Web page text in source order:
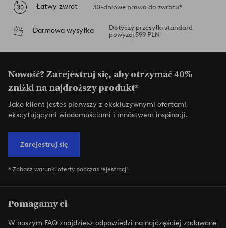
Łatwy zwrot 30-dniowe prawo do zwrotu*
Darmowa wysyłka
Dotyczy przesyłki standard
powyżej 599 PLN
Nowość? Zarejestruj się, aby otrzymać 40%
zniżki na najdroższy produkt*
Jako klient jesteś pierwszy z ekskluzywnymi ofertami,
ekscytującymi wiadomościami i mnóstwem inspiracji.
Zarejestruj się
* Zobacz warunki oferty podczas rejestracji
Pomagamy ci
W naszym FAQ znajdziesz odpowiedzi na najczęściej zadawane